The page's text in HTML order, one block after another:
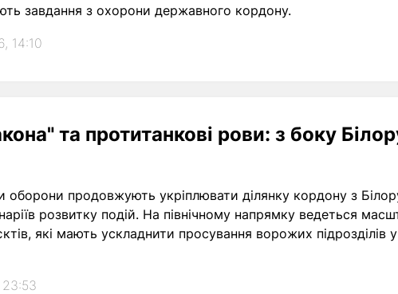
завдання з охорони державного кордону.
14:10
та протитанкові рови: з боку
оборони продовжують укріплювати ділянку кордону з
розвитку подій. На північному напрямку ведеться
які мають ускладнити просування ворожих підрозділів